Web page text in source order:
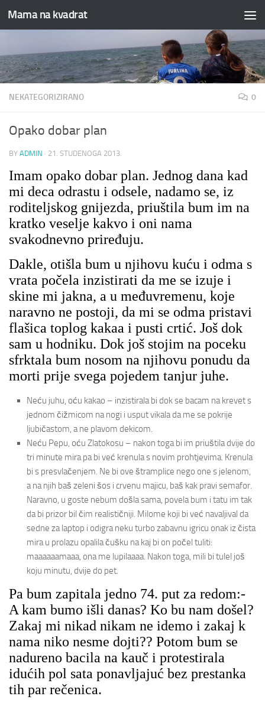
Skip to content
Mama na kvadrat
NEKATEGORIZIRANO 0
Opako dobar plan
BY ADMIN · 21. STUDENOGA 2013.
Imam opako dobar plan. Jednog dana kad
mi deca odrastu i odsele, nadamo se, iz
roditeljskog gnijezda, priuštila bum im na
kratko veselje kakvo i oni nama
svakodnevno priređuju.
Dakle, otišla bum u njihovu kuću i odma s
vrata počela inzistirati da me se izuje i
skine mi jakna, a u međuvremenu, koje
naravno ne postoji, da mi se odma pristavi
flašica toplog kakaa i pusti crtić. Još dok
sam u hodniku. Dok još stojim na poceku
sfrktala bum nosom na njihovu ponudu da
morti prije svega pojedem tanjur juhe.
Neću juhu, oću kakao – inzistirala bi dok se bacam na krevet s
jednom čižmicom na nogi i usput vikala da me se pokrije
ljubičastom, a ne plavom dekicom.
Neću Pepu, oću Zlatokosu – nakon toga bi im priuštila dvije do
tri minute mira pa bi već krenula s novim prohtjevima. Krenula
bi s presvlačenjem. Ne bi ove štramplice nego one s jelenom,
a na njih baš zeleni šos i crvenu majicu, baš kak pravi semafor.
Naravno, u goste nebum došla sama, povela bum i tatu im tak
da bi prizor bil čim realističniji. Milome koji bi već navaljival da
sedne za laptop i odigra neku turbo zabavnu igricu onak iz čista
mira u prolazu opalila čušku na kaj bi on počel tuliti:
maaaaaamaaa, ona me lupilaaaa. Nakon toga, mili bi tulel još
koju minutu, dvije do pet.
Pa bum zapitala jedno 74. put za redom:-
A kam bumo išli danas? Ko bu nam došel?
Zakaj mi nikad nikam ne idemo i zakaj k
nama niko nesme dojti?? Potom bum se
nadureno bacila na kauč i protestirala
idućih pol sata ponavljajuć bez prestanka
tih par rečenica.